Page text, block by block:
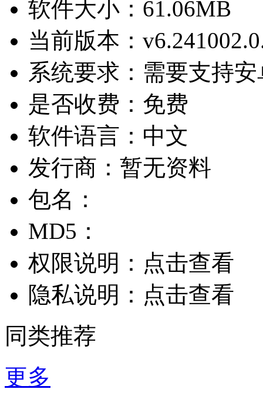
软件大小： 61.06MB
当前版本：
系统要求： 需要支持
是否收费： 免费
软件语言： 中文
发行商： 暂无资料
包名：
MD5：
权限说明： 点击查看
隐私说明： 点击查看
同类推荐
更多